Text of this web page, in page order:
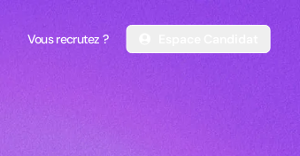
Vous recrutez ?
Vous recrutez ?